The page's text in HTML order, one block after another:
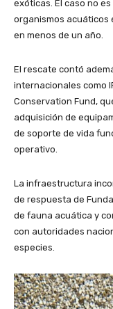
exóticas. El caso no
organismos acuáticos
en menos de un año.
El rescate contó
internacionales como
Conservation Fund,
adquisición de
de soporte de vida
operativo.
La infraestructura
de respuesta de
de fauna acuática y
con autoridades
especies.